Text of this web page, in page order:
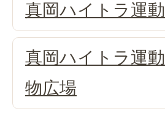
真岡ハイトラ運
真岡ハイトラ運
物広場